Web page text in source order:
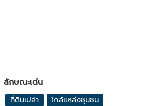
ลักษณะเด่น
ที่ดินเปล่า ใกล้แหล่งชุมชน